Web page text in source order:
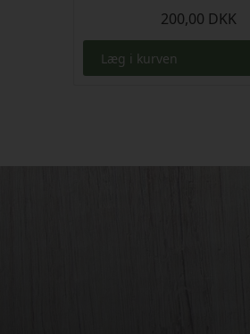
200,00 DKK
Læg i kurven